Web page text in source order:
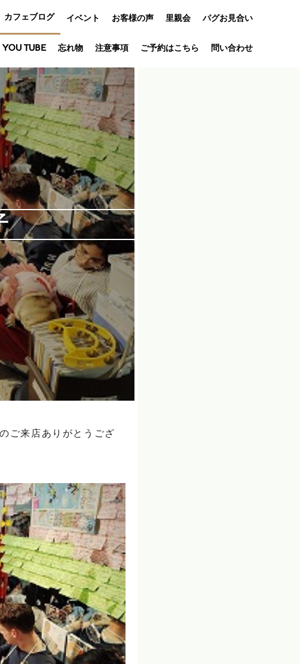
カフェブログ イベント
オフ会
アニバーサリ
ー
お客様の声 里親会 パグお見合い
YOU TUBE 忘れ物 注意事項 ご予約はこちら 問い合わせ
ご来店ありがとうござ